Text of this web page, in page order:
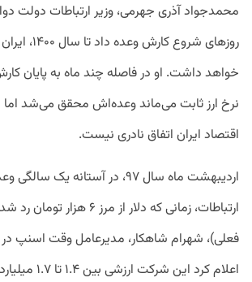
محمدجواد آذری جهرمی، وزیر ارتباطات دولت
روزهای شروع
خواهد داشت. او در فاصله چند ماه به پایان
نرخ ارز ثابت می‌ماند وعده‌اش محقق می‌شد
اقتصاد ایران اتفاق نادری نیست.
اردیبهشت ماه سال ۹۷، در آستانه یک
ارتباطات، زمانی که دلار از
فعلی)، شهرام شاهکار، مدیرعامل وقت اسنپ
اعلام کرد این